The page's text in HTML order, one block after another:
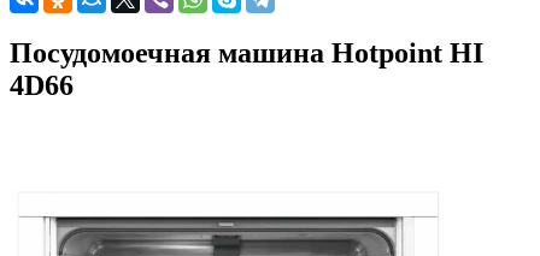
Посудомоечная машина Hotpoint HI
4D66